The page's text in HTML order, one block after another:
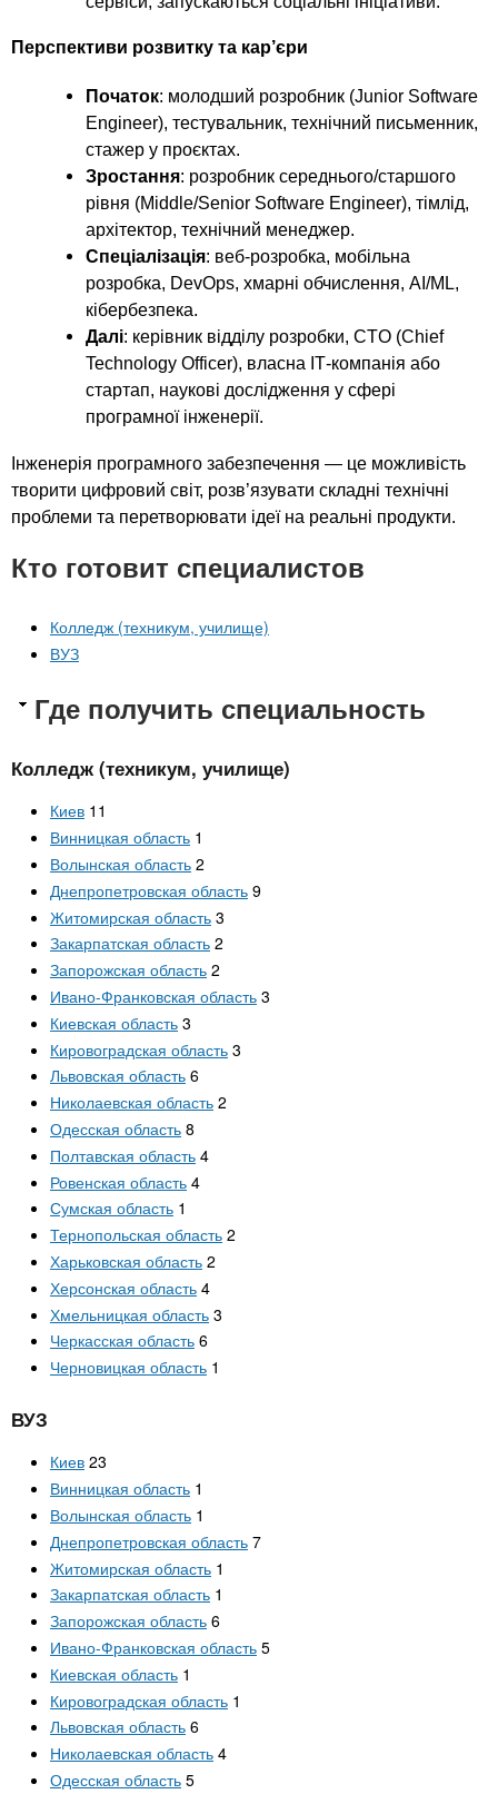
Перспективи розвитку та кар’єри
Початок: молодший розробник (Junior Software
Engineer), тестувальник, технічний письменник,
стажер у проєктах.
Зростання: розробник середнього/старшого
рівня (Middle/Senior Software Engineer), тімлід,
архітектор, технічний менеджер.
Спеціалізація: веб-розробка, мобільна
розробка, DevOps, хмарні обчислення, AI/ML,
кібербезпека.
Далі: керівник відділу розробки, CTO (Chief
Technology Officer), власна ІТ-компанія або
стартап, наукові дослідження у сфері
програмної інженерії.
Інженерія програмного забезпечення — це можливість
творити цифровий світ, розв’язувати складні технічні
проблеми та перетворювати ідеї на реальні продукти.
Кто готовит специалистов
Колледж (техникум, училище)
ВУЗ
Где получить специальность
Колледж (техникум, училище)
Киев 11
Винницкая область 1
Волынская область 2
Днепропетровская область 9
Житомирская область 3
Закарпатская область 2
Запорожская область 2
Ивано-Франковская область 3
Киевская область 3
Кировоградская область 3
Львовская область 6
Николаевская область 2
Одесская область 8
Полтавская область 4
Ровенская область 4
Сумская область 1
Тернопольская область 2
Харьковская область 2
Херсонская область 4
Хмельницкая область 3
Черкасская область 6
Черновицкая область 1
ВУЗ
Киев 23
Винницкая область 1
Волынская область 1
Днепропетровская область 7
Житомирская область 1
Закарпатская область 1
Запорожская область 6
Ивано-Франковская область 5
Киевская область 1
Кировоградская область 1
Львовская область 6
Николаевская область 4
Одесская область 5